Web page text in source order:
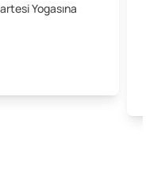
Yogasına